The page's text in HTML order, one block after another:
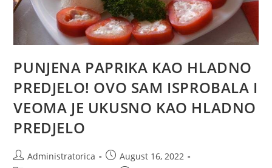
PUNJENA PAPRIKA KAO HLADNO
PREDJELO! OVO SAM ISPROBALA I
VEOMA JE UKUSNO KAO HLADNO
PREDJELO
PostAdministratorica
PostAugust 16, 2022